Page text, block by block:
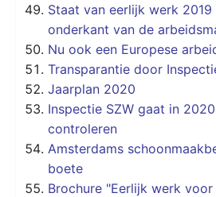
Staat van eerlijk werk
onderkant van de
Nu ook een Europese
Transparantie door
Jaarplan 2020
Inspectie SZW gaat in
controleren
Amsterdams
boete
Brochure "Eerlijk werk